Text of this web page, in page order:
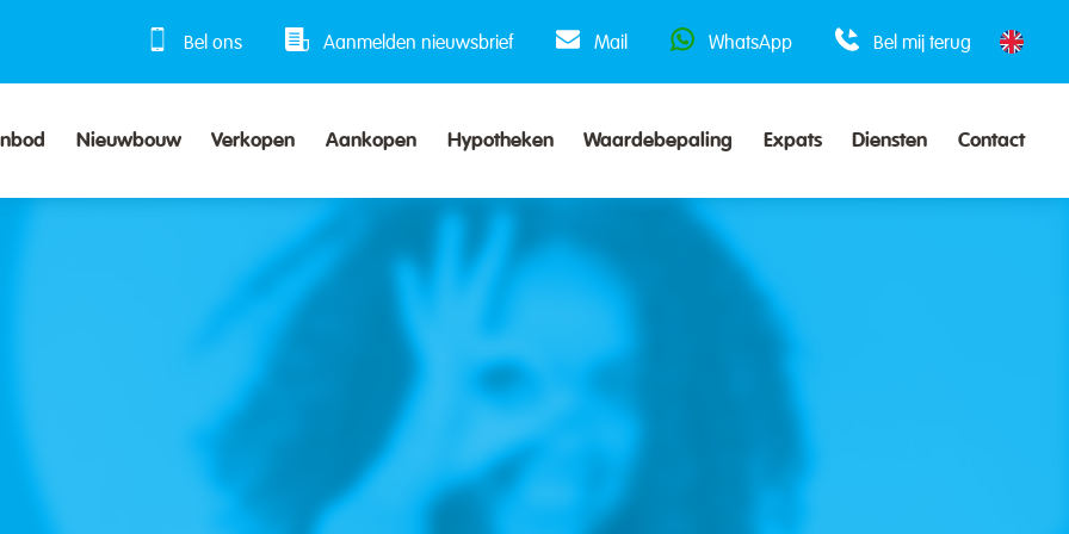
Bel ons Aanmelden nieuwsbrief Mail WhatsApp Bel mij terug
Nieuwbouw Verkopen Aankopen Hypotheken Waardebepaling Expats Diensten Contact